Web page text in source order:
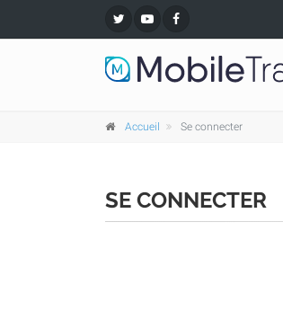
Accueil Se connecter
SE CONNECTER